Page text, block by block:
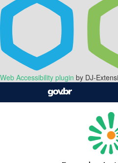
Web Accessibility plugin by DJ-